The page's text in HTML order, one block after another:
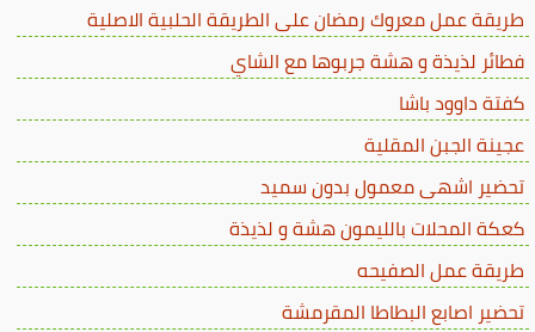
طريقة عمل معروك رمضان على الطريقة الحلبية الاصلية
فطائر لذيذة و هشة جربوها مع الشاي
كفتة داوود باشا
عجينة الجبن المقلية
تحضير اشهى معمول بدون سميد
كعكة المحلات بالليمون هشة و لذيذة
طريقة عمل الصفيحه
تحضير اصابع البطاطا المقرمشة